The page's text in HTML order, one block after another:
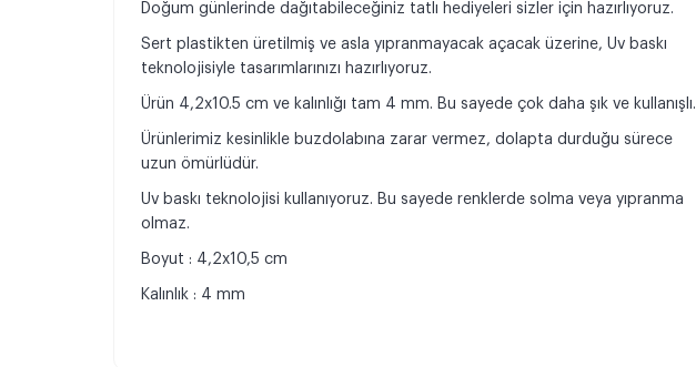
Doğum günlerinde dağıtabileceğiniz tatlı hediyeleri sizler için hazırlıyoruz.
Sert plastikten üretilmiş ve asla yıpranmayacak açacak üzerine, Uv baskı
teknolojisiyle tasarımlarınızı hazırlıyoruz.
Ürün 4,2x10.5 cm ve kalınlığı tam 4 mm. Bu sayede çok daha şık ve kullanışlı.
Ürünlerimiz kesinlikle buzdolabına zarar vermez, dolapta durduğu sürece
uzun ömürlüdür.
Uv baskı teknolojisi kullanıyoruz. Bu sayede renklerde solma veya yıpranma
olmaz.
Boyut : 4,2x10,5 cm
Kalınlık : 4 mm